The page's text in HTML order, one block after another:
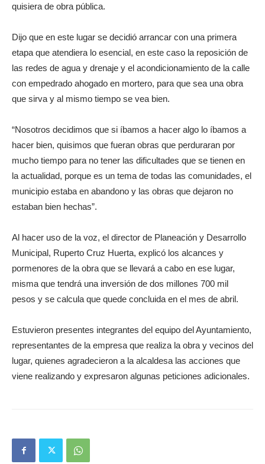
quisiera de obra pública.
Dijo que en este lugar se decidió arrancar con una primera
etapa que atendiera lo esencial, en este caso la reposición de
las redes de agua y drenaje y el acondicionamiento de la calle
con empedrado ahogado en mortero, para que sea una obra
que sirva y al mismo tiempo se vea bien.
“Nosotros decidimos que si íbamos a hacer algo lo íbamos a
hacer bien, quisimos que fueran obras que perduraran por
mucho tiempo para no tener las dificultades que se tienen en
la actualidad, porque es un tema de todas las comunidades, el
municipio estaba en abandono y las obras que dejaron no
estaban bien hechas”.
Al hacer uso de la voz, el director de Planeación y Desarrollo
Municipal, Ruperto Cruz Huerta, explicó los alcances y
pormenores de la obra que se llevará a cabo en ese lugar,
misma que tendrá una inversión de dos millones 700 mil
pesos y se calcula que quede concluida en el mes de abril.
Estuvieron presentes integrantes del equipo del Ayuntamiento,
representantes de la empresa que realiza la obra y vecinos del
lugar, quienes agradecieron a la alcaldesa las acciones que
viene realizando y expresaron algunas peticiones adicionales.